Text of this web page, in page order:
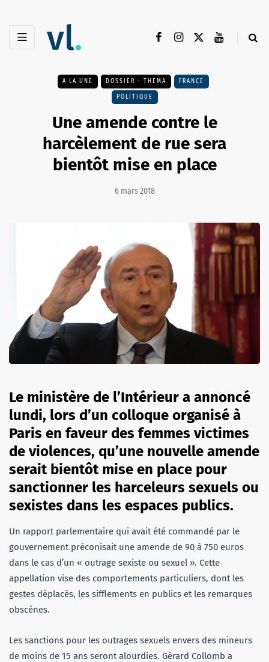
A LA UNE DOSSIER - THEMA FRANCE
POLITIQUE
Une amende contre le
harcèlement de rue sera
bientôt mise en place
6 mars 2018
Le ministère de l’Intérieur a annoncé
lundi, lors d’un colloque organisé à
Paris en faveur des femmes victimes
de violences, qu’une nouvelle amende
serait bientôt mise en place pour
sanctionner les harceleurs sexuels ou
sexistes dans les espaces publics.
Un rapport parlementaire qui avait été commandé par le
gouvernement préconisait une amende de 90 à 750 euros
dans le cas d’un « outrage sexiste ou sexuel ». Cette
appellation vise des comportements particuliers, dont les
gestes déplacés, les sifflements en publics et les remarques
obscènes.
Les sanctions pour les outrages sexuels envers des mineurs
de moins de 15 ans seront alourdies. Gérard Collomb a